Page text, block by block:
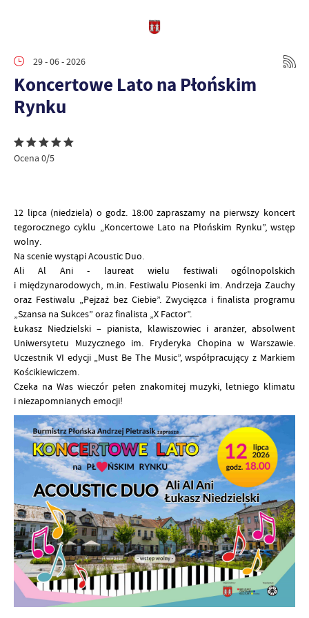
29 - 06 - 2026
Koncertowe Lato na Płońskim
Rynku
Ocena 0/5
12 lipca (niedziela) o godz. 18:00 zapraszamy na pierwszy koncert
tegorocznego cyklu „Koncertowe Lato na Płońskim Rynku”, wstęp
wolny.
Na scenie wystąpi Acoustic Duo.
Ali Al Ani - laureat wielu festiwali ogólnopolskich
i międzynarodowych, m.in. Festiwalu Piosenki im. Andrzeja Zauchy
oraz Festiwalu „Pejzaż bez Ciebie”. Zwycięzca i finalista programu
„Szansa na Sukces” oraz finalista „X Factor”.
Łukasz Niedzielski – pianista, klawiszowiec i aranżer, absolwent
Uniwersytetu Muzycznego im. Fryderyka Chopina w Warszawie.
Uczestnik VI edycji „Must Be The Music”, współpracujący z Markiem
Kościkiewiczem.
Czeka na Was wieczór pełen znakomitej muzyki, letniego klimatu
i niezapomnianych emocji!